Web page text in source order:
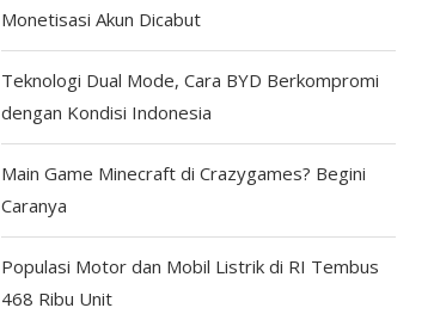
Monetisasi Akun Dicabut
Teknologi Dual Mode, Cara BYD Berkompromi
dengan Kondisi Indonesia
Main Game Minecraft di Crazygames? Begini
Caranya
Populasi Motor dan Mobil Listrik di RI Tembus
468 Ribu Unit